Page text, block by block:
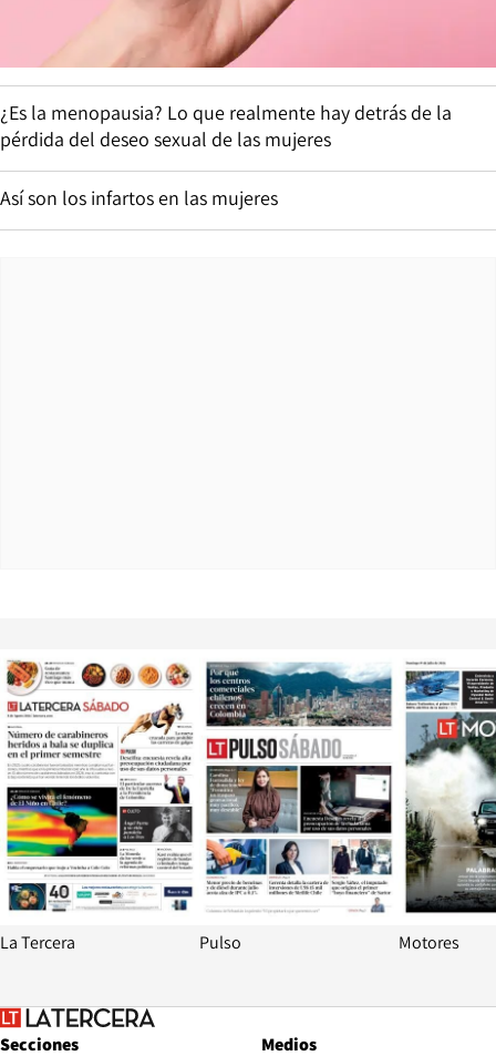
¿Es la menopausia? Lo que realmente hay detrás de la
pérdida del deseo sexual de las mujeres
Así son los infartos en las mujeres
Opens in new window
La Tercera
Opens in
Pulso Motores
Secciones
Medios